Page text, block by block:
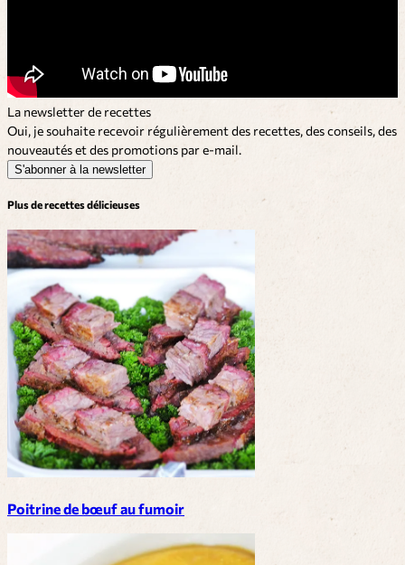
La newsletter de recettes
Oui, je souhaite recevoir régulièrement des recettes, des conseils, des
nouveautés et des promotions par e-mail.
S'abonner à la newsletter
Plus de recettes délicieuses
Poitrine de bœuf au fumoir